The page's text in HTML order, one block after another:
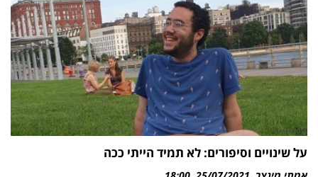
על שינויים וסיפורים: לא תמיד הייתי ככה